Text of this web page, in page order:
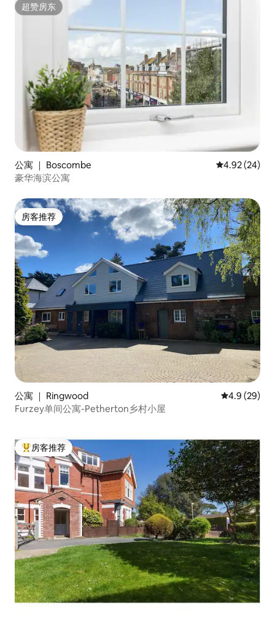
超赞房东
超赞房东
公寓 ｜ Boscombe 平均评分
4.92 (24)
豪华海滨公寓
房客推荐
房客推荐
公寓 ｜ Ringwood 平均评分
4.9 (29)
Furzey单间公寓-Petherton乡村小屋
热门「房客推荐」
房客推荐